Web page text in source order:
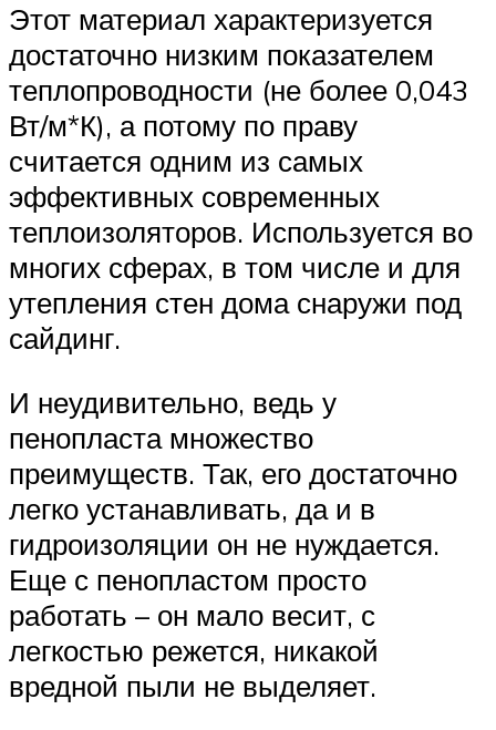
Этот материал характеризуется
достаточно низким показателем
теплопроводности (не более 0,043
Вт/м*К), а потому по праву
считается одним из самых
эффективных современных
теплоизоляторов. Используется во
многих сферах, в том числе и для
утепления стен дома снаружи под
сайдинг.
И неудивительно, ведь у
пенопласта множество
преимуществ. Так, его достаточно
легко устанавливать, да и в
гидроизоляции он не нуждается.
Еще с пенопластом просто
работать – он мало весит, с
легкостью режется, никакой
вредной пыли не выделяет.